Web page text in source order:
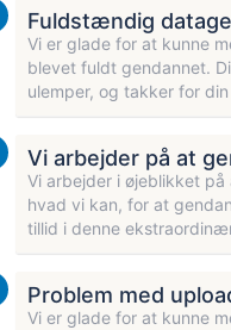
Fuldstændig
Vi er glade for at kunne
blevet fuldt gendannet.
ulemper, og takker for
Vi arbejder på at
Vi arbejder i øjeblikket
hvad vi kan, for at
tillid i denne
Problem med
Vi er glade for at kunne